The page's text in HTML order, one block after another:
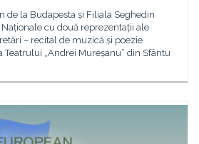
de la Budapesta și Filiala Seghedin
cu două reprezentații ale
– recital de muzică și poezie
Teatrului „Andrei Mureșanu” din Sfântu